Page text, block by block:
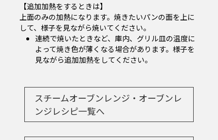
【追加加熱をするときは】
上面のみの加熱になります。焼きたいパンの面を上に
して、様子を見ながら焼いてください。
連続で焼いたときなど、庫内、グリル皿の温度に
よって焼き色が薄くなる場合があります。様子を
見ながら追加加熱をしてください。
スチームオーブンレンジ・オーブンレ
ンジレシピ一覧へ